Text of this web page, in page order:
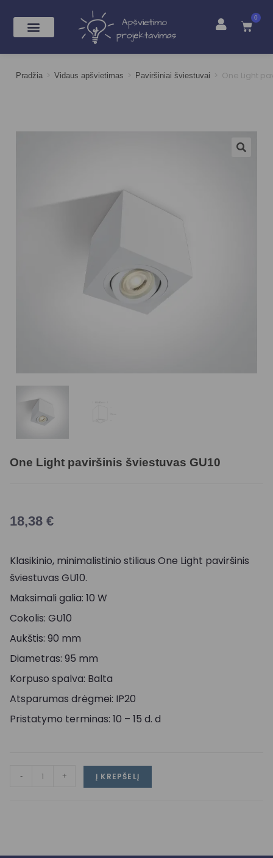
0
Pradžia > Vidaus apšvietimas > Paviršiniai šviestuvai > One Light
One Light paviršinis šviestuvas GU10
18,38 €
Klasikinio, minimalistinio stiliaus One Light paviršinis
šviestuvas GU10.
Maksimali galia: 10 W
Cokolis: GU10
Aukštis: 90 mm
Diametras: 95 mm
Korpuso spalva: Balta
Atsparumas drėgmei: IP20
Pristatymo terminas: 10 – 15 d. d
- + Į KREPŠELĮ